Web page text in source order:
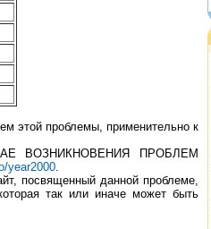
этой проблемы, применительно к
ВОЗНИКНОВЕНИЯ ПРОБЛЕМ
year2000.
посвященный данной проблеме,
так или иначе может быть